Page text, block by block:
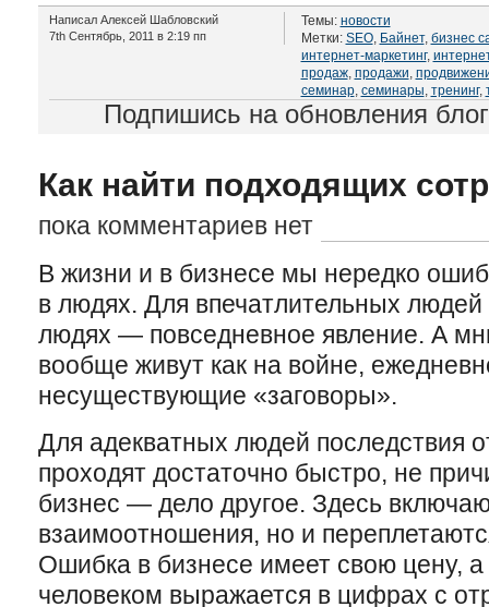
Написал Алексей Шабловский
7th Сентябрь, 2011 в 2:19 пп
Темы: новости
Метки: SEO, Байнет, бизнес
интернет-маркетинг,
продаж, продажи,
семинар, семинары, тренинг,
Подпишись на обновления
Как найти подходящих
пока комментариев нет
В жизни и в бизнесе мы нередко
в людях. Для впечатлительных
людях — повседневное явление. А
вообще живут как на войне,
несуществующие «заговоры».
Для адекватных людей последствия
проходят достаточно быстро, не
бизнес — дело другое. Здесь
взаимоотношения, но и
Ошибка в бизнесе имеет свою цену,
человеком выражается в цифрах с